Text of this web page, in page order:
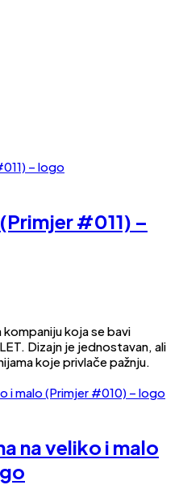
#011) –
koja se bavi
Dizajn je jednostavan, ali
koje privlače pažnju.
na veliko i malo